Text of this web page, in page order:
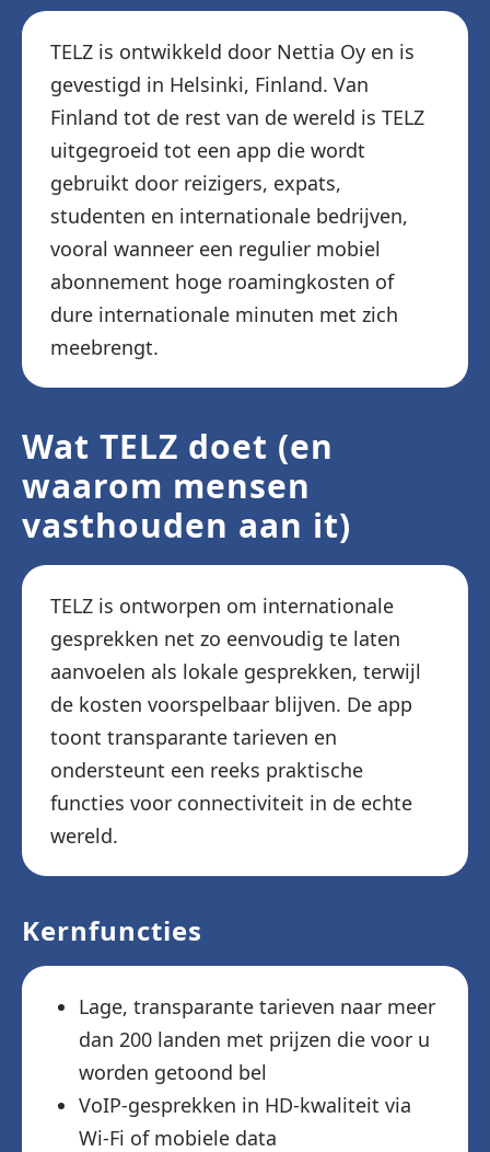
TELZ is ontwikkeld door Nettia Oy en is
gevestigd in Helsinki, Finland. Van
Finland tot de rest van de wereld is TELZ
uitgegroeid tot een app die wordt
gebruikt door reizigers, expats,
studenten en internationale bedrijven,
vooral wanneer een regulier mobiel
abonnement hoge roamingkosten of
dure internationale minuten met zich
meebrengt.
Wat TELZ doet (en
waarom mensen
vasthouden aan it)
TELZ is ontworpen om internationale
gesprekken net zo eenvoudig te laten
aanvoelen als lokale gesprekken, terwijl
de kosten voorspelbaar blijven. De app
toont transparante tarieven en
ondersteunt een reeks praktische
functies voor connectiviteit in de echte
wereld.
Kernfuncties
Lage, transparante tarieven naar meer
dan 200 landen met prijzen die voor u
worden getoond bel
VoIP-gesprekken in HD-kwaliteit via
Wi-Fi of mobiele data